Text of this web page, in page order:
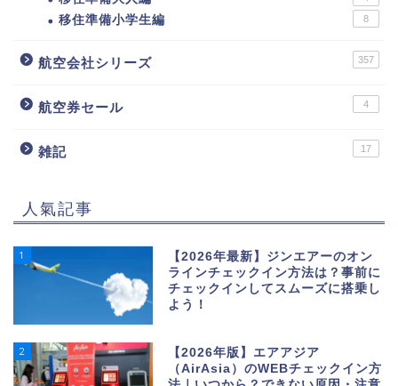
移住準備小学生編 8
航空会社シリーズ 357
航空券セール 4
雑記 17
人氣記事
1
【2026年最新】ジンエアーのオン
ラインチェックイン方法は？事前に
チェックインしてスムーズに搭乗し
よう！
2
【2026年版】エアアジア
（AirAsia）のWEBチェックイン方